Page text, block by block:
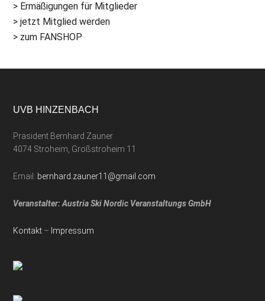
> Ermäßigungen für Mitglieder
> jetzt Mitglied werden
> zum FANSHOP
UVB HINZENBACH
Präsident Bernhard Zauner
4074 Stroheim, Großstroheim 11
Email: bernhard.zauner11@gmail.com
Veranstalter: Austria Ski Nordic Veranstaltungs GmbH
Kontakt – Impressum